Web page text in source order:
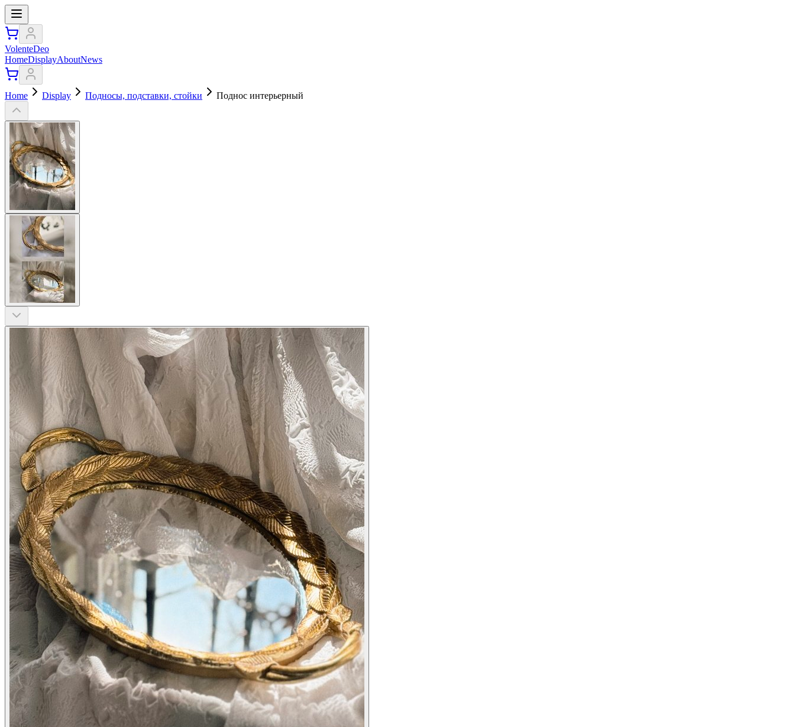
VolenteDeo
HomeDisplayAboutNews
Home Display Подносы, подставки, стойки Поднос интерьерный